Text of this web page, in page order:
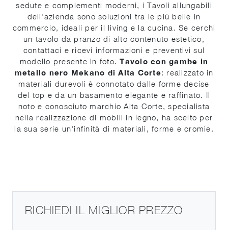
sedute e complementi moderni, i Tavoli allungabili
dell'azienda sono soluzioni tra le più belle in
commercio, ideali per il living e la cucina. Se cerchi
un tavolo da pranzo di alto contenuto estetico,
contattaci e ricevi informazioni e preventivi sul
modello presente in foto.Tavolo con gambe in
metallo nero Mekano di Alta Corte: realizzato in
materiali durevoli è connotato dalle forme decise
del top e da un basamento elegante e raffinato. Il
noto e conosciuto marchio Alta Corte, specialista
nella realizzazione di mobili in legno, ha scelto per
la sua serie un'infinità di materiali, forme e cromie.
RICHIEDI IL MIGLIOR PREZZO